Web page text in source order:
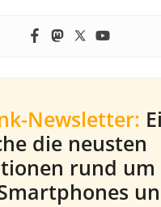
Newsletter:
die neusten
rund um